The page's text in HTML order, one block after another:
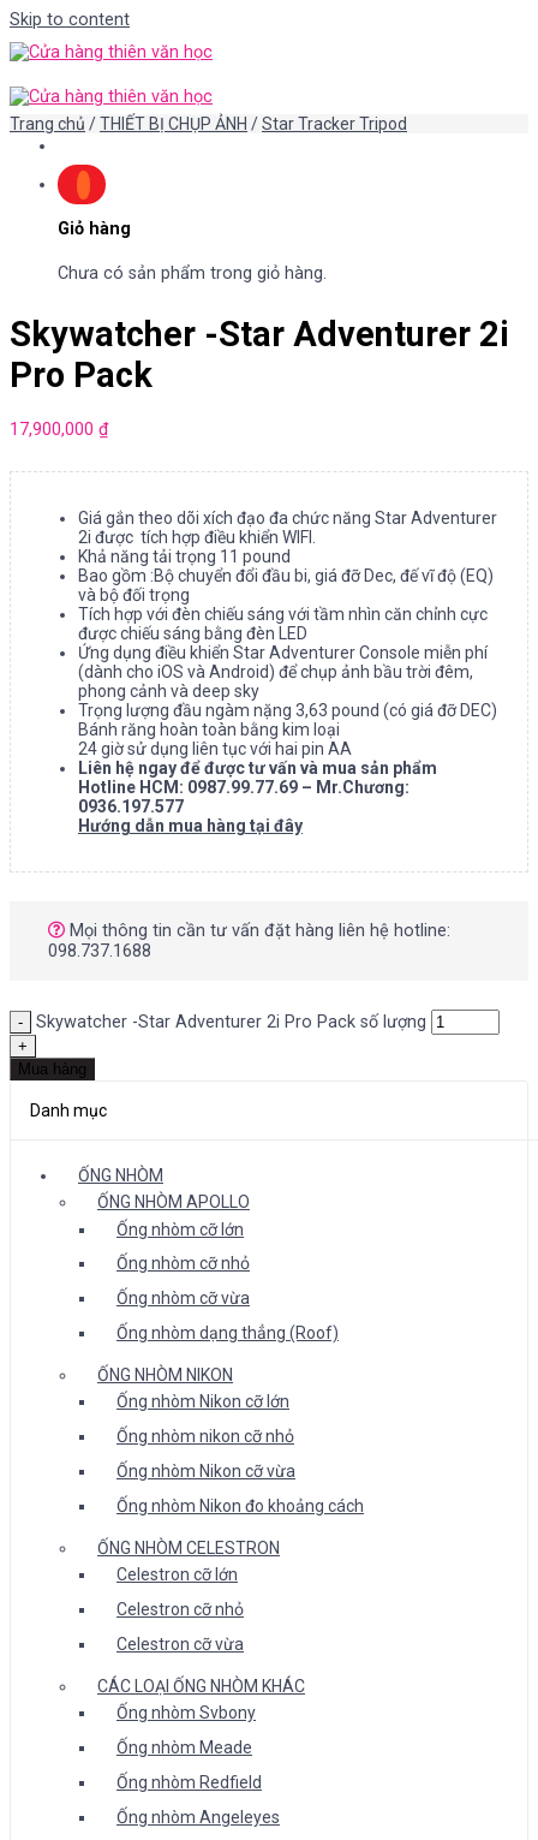
Skip to content
Giỏ hàng
Chưa có sản phẩm trong giỏ hàng.
Trang chủ /THIẾT BỊ CHỤP ẢNH /Star Tracker Tripod
Skywatcher -Star Adventurer 2i
Pro Pack
17,900,000 ₫
Giá gắn theo dõi xích đạo đa chức năng Star Adventurer
2i được tích hợp điều khiển WIFI.
Khả năng tải trọng 11 pound
Bao gồm :Bộ chuyển đổi đầu bi, giá đỡ Dec, đế vĩ độ (EQ)
và bộ đối trọng
Tích hợp với đèn chiếu sáng với tầm nhìn căn chỉnh cực
được chiếu sáng bằng đèn LED
Ứng dụng điều khiển Star Adventurer Console miễn phí
(dành cho iOS và Android) để chụp ảnh bầu trời đêm,
phong cảnh và deep sky
Trọng lượng đầu ngàm nặng 3,63 pound (có giá đỡ DEC)
Bánh răng hoàn toàn bằng kim loại
24 giờ sử dụng liên tục với hai pin AA
Liên hệ ngay để được tư vấn và mua sản phẩm
Hotline HCM: 0987.99.77.69 – Mr.Chương:
0936.197.577
Hướng dẫn mua hàng tại đây
Mọi thông tin cần tư vấn đặt hàng liên hệ hotline:
098.737.1688
Skywatcher -Star Adventurer 2i Pro Pack số lượng
Mua hàng
Danh mục
ỐNG NHÒM
ỐNG NHÒM APOLLO
Ống nhòm cỡ lớn
Ống nhòm cỡ nhỏ
Ống nhòm cỡ vừa
Ống nhòm dạng thẳng (Roof)
ỐNG NHÒM NIKON
Ống nhòm Nikon cỡ lớn
Ống nhòm nikon cỡ nhỏ
Ống nhòm Nikon cỡ vừa
Ống nhòm Nikon đo khoảng cách
ỐNG NHÒM CELESTRON
Celestron cỡ lớn
Celestron cỡ nhỏ
Celestron cỡ vừa
CÁC LOẠI ỐNG NHÒM KHÁC
Ống nhòm Svbony
Ống nhòm Meade
Ống nhòm Redfield
Ống nhòm Angeleyes